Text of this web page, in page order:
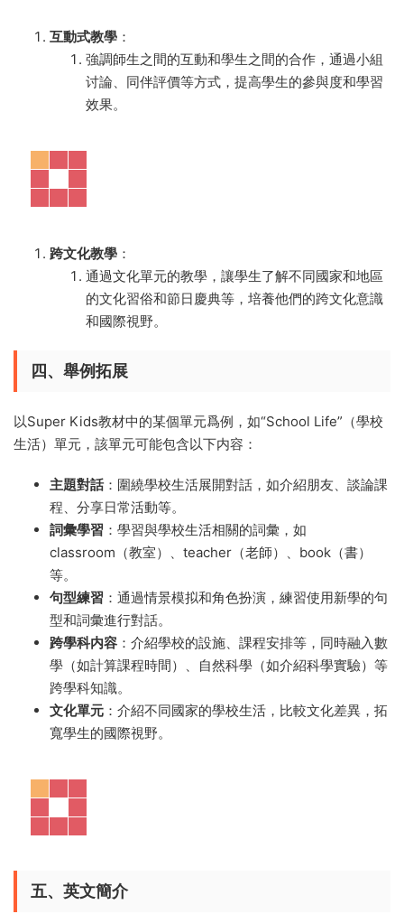
互動式教學 ：
強調師生之間的互動和學生之間的合作，通過小組
讨論、同伴評價等方式，提高學生的參與度和學習
效果。
跨文化教學 ：
通過文化單元的教學，讓學生了解不同國家和地區
的文化習俗和節日慶典等，培養他們的跨文化意識
和國際視野。
四、舉例拓展
以Super Kids教材中的某個單元爲例，如“School Life”（學校
生活）單元，該單元可能包含以下内容：
主題對話：圍繞學校生活展開對話，如介紹朋友、談論課
程、分享日常活動等。
詞彙學習 ：學習與學校生活相關的詞彙，如
classroom（教室）、teacher（老師）、book（書）
等。
句型練習 ：通過情景模拟和角色扮演，練習使用新學的句
型和詞彙進行對話。
跨學科内容 ：介紹學校的設施、課程安排等，同時融入數
學（如計算課程時間）、自然科學（如介紹科學實驗）等
跨學科知識。
文化單元 ：介紹不同國家的學校生活，比較文化差異，拓
寬學生的國際視野。
五、英文簡介